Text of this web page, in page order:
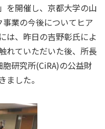
を開催し、京都大学の山
業の今後についてヒア
は、昨日の吉野彰氏によ
れていただいた後、所長
研究所(CiRA)の公益財
した。